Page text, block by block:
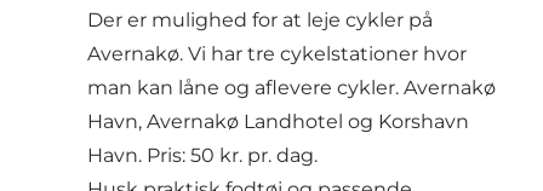
Der er mulighed for at leje cykler på
Avernakø. Vi har tre cykelstationer hvor
man kan låne og aflevere cykler. Avernakø
Havn, Avernakø Landhotel og Korshavn
Havn. Pris: 50 kr. pr. dag.